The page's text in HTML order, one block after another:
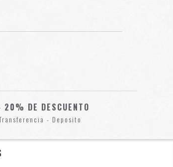
20% DE DESCUENTO
- Deposito